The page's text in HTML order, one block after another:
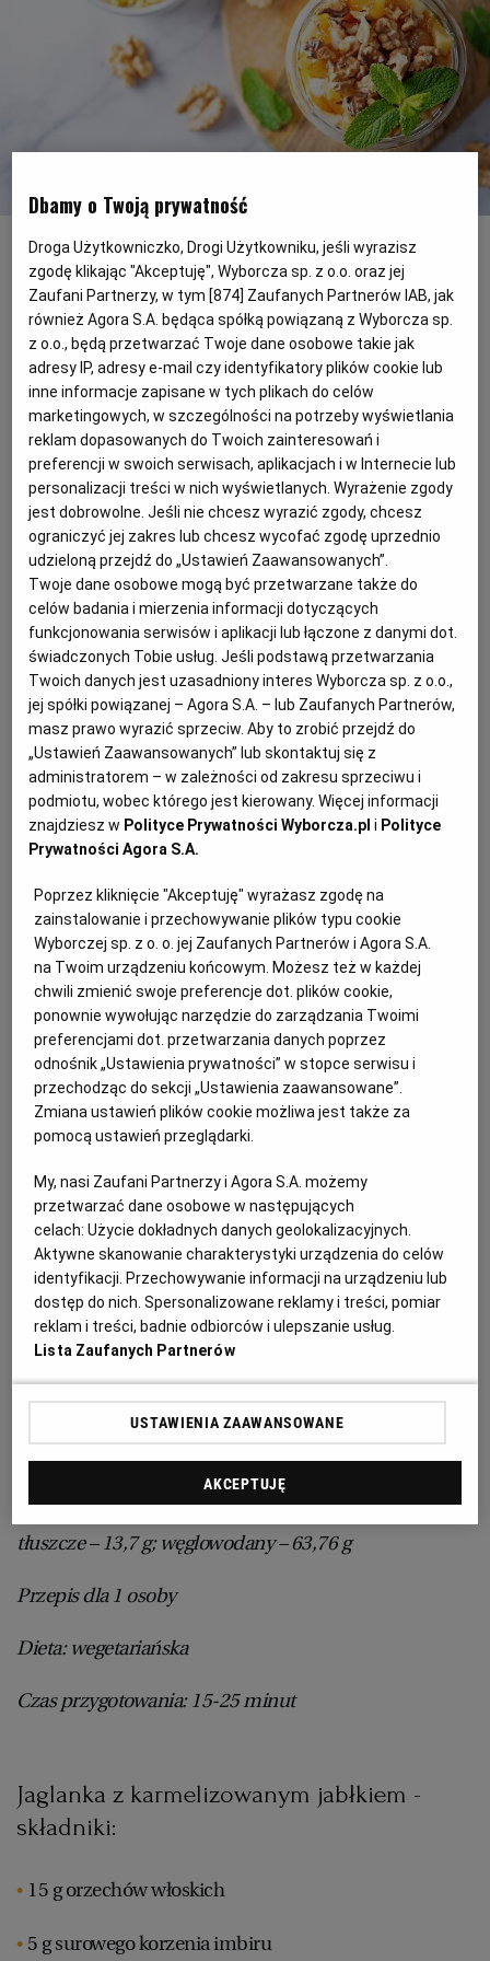
SAŁATKI
DRÓB
MIĘSA
RYBY
PRZEKĄSKI
DOMOWE PRZETWORY
SOST, DIPY I INNE DODATKI
DOMOWE PRZYJĘCIE
GRILL
KUCHNIA CHIŃSKA
KUCHNIA TAJSKA
KUCHNIA PORTUGALSKA
KUCHNIA FRANCUSKA
KUCHNIA AMERYKAŃSKA
KUCHNIA POLSKA
KUCHNIA MEKSYKAŃSKA
KUCHNIA INDYJSKA
KUCHNIA HISZPAŃSKA
KUCHNIA NIEMIECKA
SPRZĘT KUCHENNY
FIT PRZEPISY
WEGE
BEZ GLUTENU
PODRÓŻE KULINARNE
HISTORIE KULINARNE
KSIĄŻKI KULINARNE
SZEF KUCHNI
NASZE SERWISY
SERWISY LOKALNE
BIELSKO-BIAŁA
BYDGOSZCZ
CZĘSTOCHOWA
ELBLĄG
GLIWICE
GORZÓW WIELKOPOLSKI
KALISZ
KATOWICE
KIELCE
KOSZALIN
KRAKÓW
LUBLIN
ŁÓDŹ
OLSZTYN
OPOLE
PŁOCK
POZNAŃ
RADOM
RYBNIK
RZESZÓW
TRÓJMIASTO
MAGAZYNY
DUŻY FORMAT
WOLNA SOBOTA
ALE HISTORIA
WYBORCZA TV I VOD
TYLKO ZDROWIE
KSIĄŻKI. MAGAZYN DO CZYTANIA
NASZA EUROPA
SŁÓWKA. MAGAZYN O JĘZYKU
WYBORCZA CLASSIC
WYBORCZA.BIZ
WYSOKIE OBCASY
BIQDATA
JUTRONAUCI
ARCHIWUM
INNE SERWISY
GAZETA.PL
SPORT.PL
PUBLIO.PL
KULTURALNYSKLEP.PL
DZIECKO
ZDROWIE
POGODA
PODRÓŻE
WIDEO
FORUM
Korzenna jaglanka z karmelizowanym
jabłkiem pełna rozgrzewających przypraw i
rodzimych superfoods? Nie ma nic
lepszego na jesienny, deszczowy poranek!
Kasza jaglana ma wiele zalet - nie tylko jest pyszna i
organizmie równowagę kwasowo-zasadową, dzięki
czemu jest szczególnie polecana osobom cierpiącym
na niestrawność, nie obciąża żołądka oraz ma
pozytywny wpływ na przemianę materii. Powinny ją
również spożywać ci cierpiący na niedobór żelaza,
ponieważ jest jego źródłem. Dodatkowo kasza jaglana
posiada w składzie krzem - ucieszy to głównie panie,
które wiedzą, że ten składnik wpływa dobrze na skórę,
włosy oraz paznokcie. Jaglanka ma przewagę
nad śniadaniami opartymi na produktach
pszenicznych - kasza jaglana nie zawiera glutenu. Mogą
ją spożywać osoby z celiakią lub po prostu te, które
unikają tego składnika. Kasza jaglana dobrze
komponuje się ze słodkimi dodatkami - połączenie jej z
karmelizowanym jabłkiem, cynamonem i miodem to
strzał w dziesiątkę. Można zmienić mleko na roślinne i
wybrać inne słodzidło - wtedy jaglanka z
karmelizowanym jabłkiem wykonana z tego przepisu
stanie się wegańska.
Wartości odżywcze: kalorie – 412 kcal; białko – 11,57 g;
tłuszcze – 13,7 g; węglowodany – 63,76 g
Przepis dla 1 osoby
Dieta: wegetariańska
Czas przygotowania: 15-25 minut
Jaglanka z karmelizowanym jabłkiem -
składniki:
15 g orzechów włoskich
5 g surowego korzenia imbiru
Dbamy o Twoją prywatność
Droga Użytkowniczko, Drogi Użytkowniku, jeśli wyrazisz
zgodę klikając "Akceptuję", Wyborcza sp. z o.o. oraz jej
Zaufani Partnerzy, w tym [874] Zaufanych Partnerów IAB, jak
również Agora S.A. będąca spółką powiązaną z Wyborcza sp.
z o.o., będą przetwarzać Twoje dane osobowe takie jak
adresy IP, adresy e-mail czy identyfikatory plików cookie lub
inne informacje zapisane w tych plikach do celów
marketingowych, w szczególności na potrzeby wyświetlania
reklam dopasowanych do Twoich zainteresowań i
preferencji w swoich serwisach, aplikacjach i w Internecie lub
personalizacji treści w nich wyświetlanych. Wyrażenie zgody
jest dobrowolne. Jeśli nie chcesz wyrazić zgody, chcesz
ograniczyć jej zakres lub chcesz wycofać zgodę uprzednio
udzieloną przejdź do „Ustawień Zaawansowanych”.
Twoje dane osobowe mogą być przetwarzane także do
celów badania i mierzenia informacji dotyczących
funkcjonowania serwisów i aplikacji lub łączone z danymi dot.
świadczonych Tobie usług. Jeśli podstawą przetwarzania
Twoich danych jest uzasadniony interes Wyborcza sp. z o.o.,
jej spółki powiązanej – Agora S.A. – lub Zaufanych Partnerów,
masz prawo wyrazić sprzeciw. Aby to zrobić przejdź do
„Ustawień Zaawansowanych” lub skontaktuj się z
administratorem – w zależności od zakresu sprzeciwu i
podmiotu, wobec którego jest kierowany. Więcej informacji
znajdziesz w Polityce Prywatności Wyborcza.pl i Polityce
Prywatności Agora S.A.
Poprzez kliknięcie "Akceptuję" wyrażasz zgodę na
zainstalowanie i przechowywanie plików typu cookie
Wyborczej sp. z o. o. jej Zaufanych Partnerów i Agora S.A.
na Twoim urządzeniu końcowym. Możesz też w każdej
chwili zmienić swoje preferencje dot. plików cookie,
ponownie wywołując narzędzie do zarządzania Twoimi
preferencjami dot. przetwarzania danych poprzez
odnośnik „Ustawienia prywatności” w stopce serwisu i
przechodząc do sekcji „Ustawienia zaawansowane”.
Zmiana ustawień plików cookie możliwa jest także za
pomocą ustawień przeglądarki.
My, nasi Zaufani Partnerzy i Agora S.A. możemy
przetwarzać dane osobowe w następujących
celach:Użycie dokładnych danych geolokalizacyjnych.
Aktywne skanowanie charakterystyki urządzenia do celów
identyfikacji. Przechowywanie informacji na urządzeniu lub
dostęp do nich. Spersonalizowane reklamy i treści, pomiar
reklam i treści, badnie odbiorców i ulepszanie usług.
Lista Zaufanych Partnerów
USTAWIENIA ZAAWANSOWANE
AKCEPTUJĘ